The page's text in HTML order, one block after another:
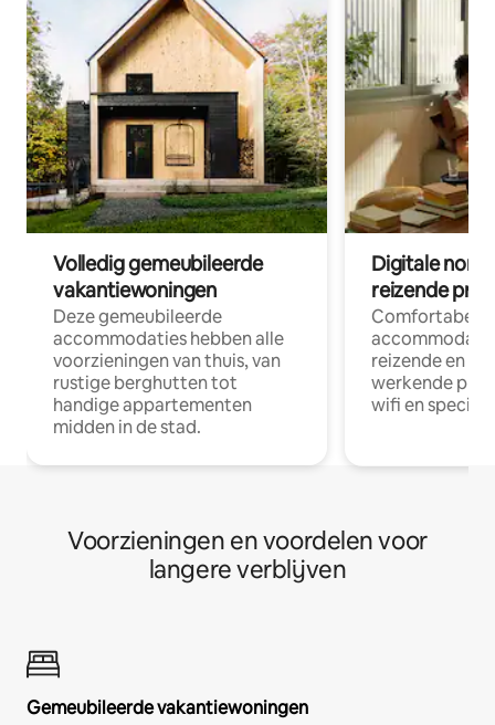
Volledig gemeubileerde
vakantiewoningen
Deze gemeubileerde
accommodaties hebben alle
voorzieningen van thuis, van
rustige berghutten tot
handige appartementen
midden in de stad.
Digitale
reizende
Comfortabele
reizende en
werkende
wifi en
Voorzieningen en voordelen voor
langere verblijven
Gemeubileerde vakantiewoningen